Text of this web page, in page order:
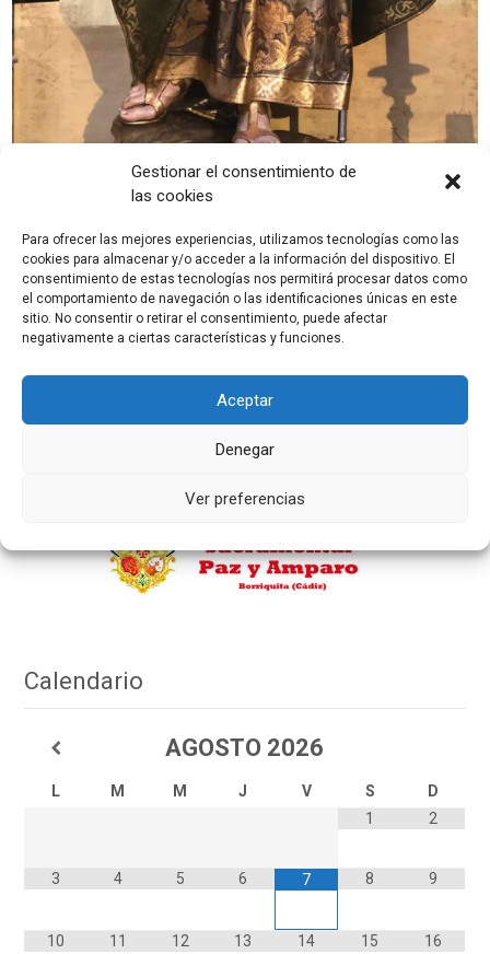
Gestionar el consentimiento de
las cookies
Para ofrecer las mejores experiencias, utilizamos tecnologías como las
cookies para almacenar y/o acceder a la información del dispositivo. El
consentimiento de estas tecnologías nos permitirá procesar datos como
el comportamiento de navegación o las identificaciones únicas en este
sitio. No consentir o retirar el consentimiento, puede afectar
negativamente a ciertas características y funciones.
Aceptar
Denegar
Ver preferencias
Calendario
AGOSTO 2026
L M M J V S
D
1
2
3 4 5 6 7 8 9
10 11 12 13 14 15 16